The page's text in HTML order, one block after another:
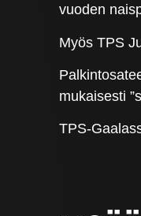
vuoden
Myös TPS
mukaisesti
TPS-